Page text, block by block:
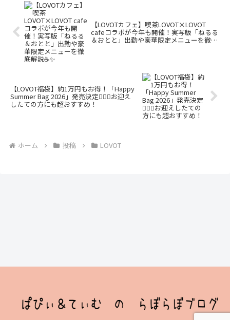
【LOVOTカフェ】喫茶LOVOT×LOVOT
cafeコラボが今年も開催！実写版「ねるる
＆おとと」出勤や豪華限定メニューを徹底
【LOVOT福袋】約1万円もお得！「Happy
Summer Bag 2026」発売決定🏄‍♀️🍉お迎え
したての方にも超おすすめ！
ホーム 投稿 LOVOT